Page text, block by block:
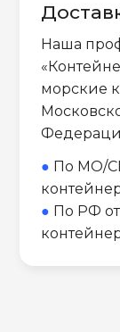
Наша
морские
● По МО/
● По РФ